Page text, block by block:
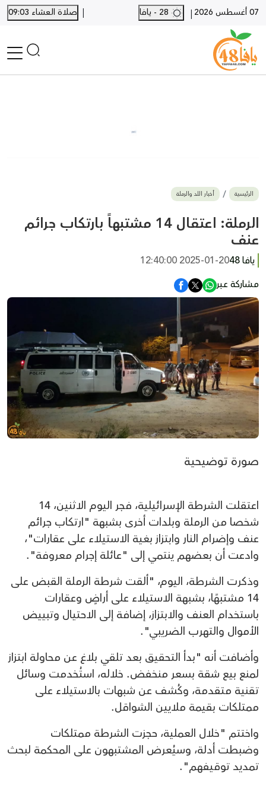
07 أغسطس 2026 |
| صلاة العشاء 09:03
بيع وشراء
أخبار القدس
وفيات
ارسل خبر
الرئيسية أخبار اللد والرملة
الرملة: اعتقال 14 مشتبهاً بارتكاب جرائم
عنف
يافا 48
2025-01-20 12:40:00
مشاركة عبر
صورة توضيحية
اعتقلت الشرطة الإسرائيلية، فجر اليوم الاثنين، 14
شخصا من الرملة وبلدات أخرى بشبهة "ارتكاب جرائم
عنف وإضرام النار وابتزاز بغية الاستيلاء على عقارات"،
وادعت أن بعضهم ينتمي إلى "عائلة إجرام معروفة".
وذكرت الشرطة، اليوم، "ألقت شرطة الرملة القبض على
14 مشتبهًا، بشبهة الاستيلاء على أراضٍ وعقارات
باستخدام العنف والابتزاز، إضافة إلى الاحتيال وتبييض
الأموال والتهرب الضريبي".
وأضافت أنه "بدأ التحقيق بعد تلقي بلاغ عن محاولة ابتزاز
لمنع بيع شقة بسعر منخفض. خلاله، استُخدمت وسائل
تقنية متقدمة، وكُشف عن شبهات بالاستيلاء على
ممتلكات بقيمة ملايين الشواقل.
واختتم "خلال العملية، حجزت الشرطة ممتلكات
وضبطت أدلة، وسيُعرض المشتبهون على المحكمة لبحث
تمديد توقيفهم".